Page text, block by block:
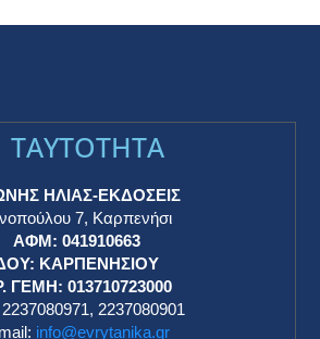
TAYTOTHTA
ΗΛΙΑΣ-ΕΚΔΟΣΕΙΣ
7, Καρπενήσι
ΑΦΜ: 041910663
ΚΑΡΠΕΝΗΣΙΟΥ
ΓΕΜΗ: 013710723000
2237080901
info@evrytanika.gr